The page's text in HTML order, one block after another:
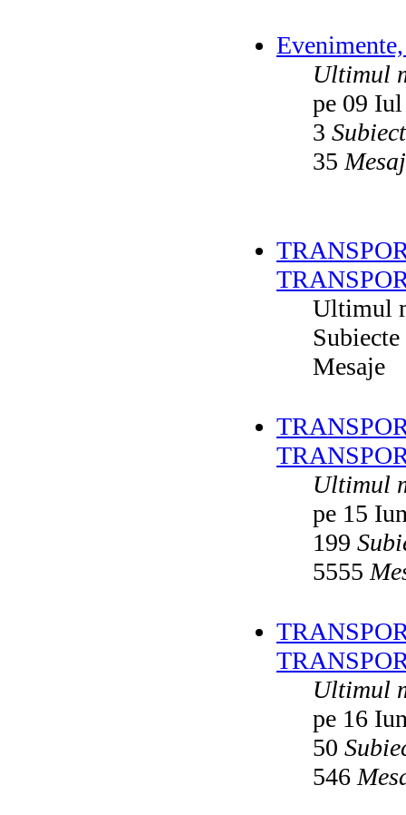
Ultimul
pe 09
3
35
Ultimul
Subiecte
Mesaje
Ultimul
pe 15
199
5555
Ultimul
pe 16
50
546